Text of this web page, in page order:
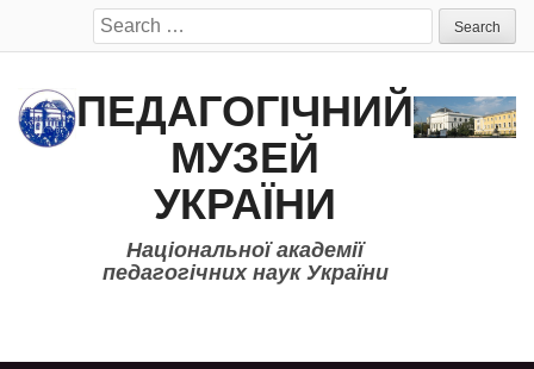
Search
for:
ПЕДАГОГІЧНИЙ
МУЗЕЙ
УКРАЇНИ
Національної академії
педагогічних наук України